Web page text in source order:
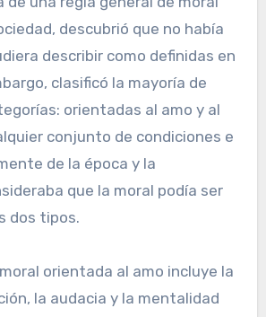
descubrió que no había
describir como definidas en
clasificó la mayoría de
orientadas al amo y al
conjunto de condiciones e
de la época y la
que la moral podía ser
dos tipos.
orientada al amo incluye la
la audacia y la mentalidad